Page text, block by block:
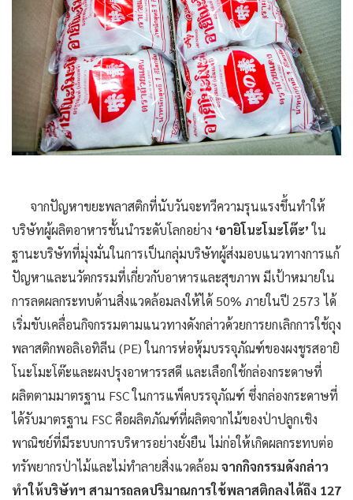
จากปัญหาขยะพลาสติกที่นับวันจะทวีความรุนแรงขึ้นทำให้
บริษัทผู้ผลิตอาหารชั้นนำระดับโลกอย่าง ‘อายิโนะโมะโต๊ะ’ใน
ฐานะบริษัทที่มุ่งมั่นในการเป็นกลุ่มบริษัทผู้ส่งมอบแนวทางการแก้
ปัญหาและนวัตกรรมที่เกี่ยวกับอาหารและสุขภาพ มีเป้าหมายใน
การลดผลกระทบด้านสิ่งแวดล้อมลงให้ได้ 50% ภายในปี 2573 ได้
เริ่มขับเคลื่อนกิจกรรมตามแนวทางดังกล่าวด้วยการยกเลิกการใช้ถุง
พลาสติกพอลิเอทิลีน (PE) ในการห่อหุ้มบรรจุภัณฑ์ของผงชูรสอายิ
โนะโมะโต๊ะและผงปรุงอาหารรสดี และเลือกใช้กล่องกระดาษที่
ผลิตตามมาตรฐาน FSC ในการแพ็คบรรจุภัณฑ์ ซึ่งกล่องกระดาษที่
ได้รับมาตรฐาน FSC คือผลิตภัณฑ์ที่ผลิตจากไม้ของป่าปลูกเชิง
พาณิชย์ที่มีระบบการบริหารอย่างยั่งยืน ไม่ก่อให้เกิดผลกระทบต่อ
ทรัพยากรป่าไม้และไม่ทำลายสิ่งแวดล้อม จากกิจกรรมดังกล่าว
ทำให้บริษัทฯ สามารถลดปริมาณการใช้พลาสติกลงได้ถึง 127